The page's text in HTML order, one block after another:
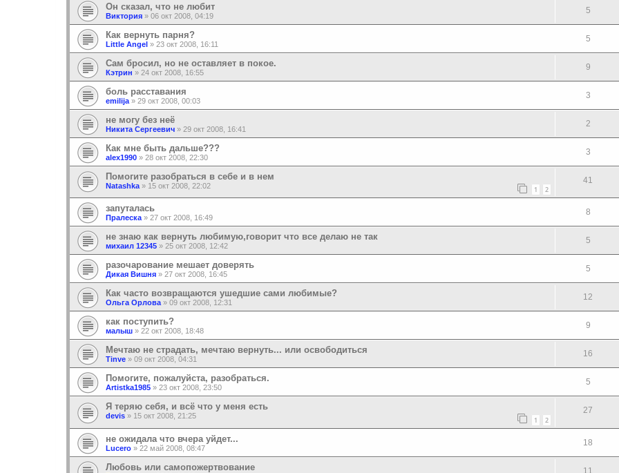
Он сказал, что не любит
Виктория » 06 окт 2008, 04:19
5
Как вернуть парня?
Little Angel » 23 окт 2008, 16:11
5
Сам бросил, но не оставляет в покое.
Кэтрин » 24 окт 2008, 16:55
9
боль расставания
emilija » 29 окт 2008, 00:03
3
не могу без неё
Никита Сергеевич » 29 окт 2008, 16:41
2
Как мне быть дальше???
alex1990 » 28 окт 2008, 22:30
3
Помогите разобраться в себе и в нем
Natashka » 15 окт 2008, 22:02 1 2
41
запуталась
Пралеска » 27 окт 2008, 16:49
8
не знаю как вернуть любимую,говорит что все делаю не так
михаил 12345 » 25 окт 2008, 12:42
5
разочарование мешает доверять
Дикая Вишня » 27 окт 2008, 16:45
5
Как часто возвращаются ушедшие сами любимые?
Ольга Орлова » 09 окт 2008, 12:31
12
как поступить?
малыш » 22 окт 2008, 18:48
9
Мечтаю не страдать, мечтаю вернуть... или освободиться
Tinve » 09 окт 2008, 04:31
16
Помогите, пожалуйста, разобраться.
Artistka1985 » 23 окт 2008, 23:50
5
Я теряю себя, и всё что у меня есть
devis » 15 окт 2008, 21:25 1 2
27
не ожидала что вчера уйдет...
Lucero » 22 май 2008, 08:47
18
Любовь или самопожертвование 11